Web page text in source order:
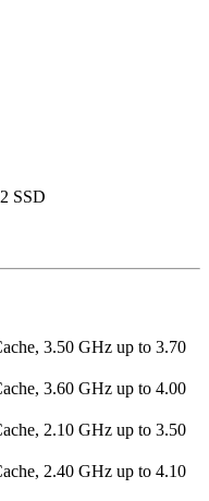
SSD
3.50 GHz up to 3.70
3.60 GHz up to 4.00
2.10 GHz up to 3.50
2.40 GHz up to 4.10